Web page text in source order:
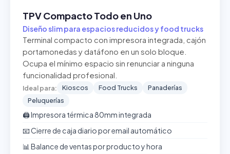
TPV Compacto Todo en Uno
Diseño slim para espacios reducidos y food trucks
Terminal compacto con impresora integrada, cajón
portamonedas y datáfono en un solo bloque.
Ocupa el mínimo espacio sin renunciar a ninguna
funcionalidad profesional.
Ideal para: Kioscos Food Trucks
Panaderías
Peluquerías
🖨️ Impresora térmica 80mm integrada
📧 Cierre de caja diario por email automático
📊 Balance de ventas por producto y hora